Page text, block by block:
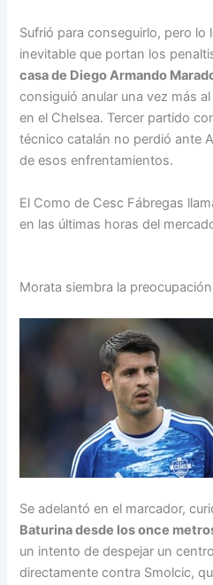
Sufrió para conseguirlo, pero lo
inevitable que portan los
casa de Diego Armando
consiguió anular una vez más
en el Chelsea. Tercer partido
técnico catalán no perdió ante
de esos enfrentamientos.
El Como de Cesc Fábregas
en las últimas horas del
Morata siembra la
Se adelantó en el marcador,
Baturina desde los once
un intento de despejar un
directamente contra Smolcic,